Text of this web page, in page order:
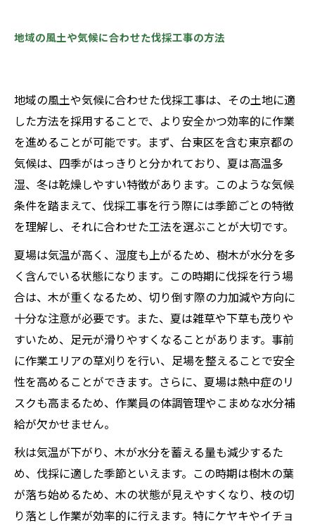
地域の風土や気候に合わせた伐採工事の方法
地域の風土や気候に合わせた伐採工事は、その土地に適
した方法を採用することで、より安全かつ効率的に作業
を進めることが可能です。まず、台東区を含む東京都の
気候は、四季がはっきりと分かれており、夏は高温多
湿、冬は乾燥しやすい特徴があります。このような気候
条件を踏まえて、伐採工事を行う際には季節ごとの特徴
を理解し、それに合わせた工法を選ぶことが大切です。
夏場は気温が高く、湿度も上がるため、樹木が水分を多
く含んでいる状態になります。この時期に伐採を行う場
合は、木が重くなるため、切り倒す際の力加減や方向に
十分な注意が必要です。また、夏は雑草や下草も茂りや
すいため、足元が滑りやすくなることがあります。事前
に作業エリアの草刈りを行い、足場を整えることで安全
性を高めることができます。さらに、夏場は熱中症のリ
スクも高まるため、作業員の体調管理やこまめな水分補
給が欠かせません。
秋は気温が下がり、木が水分を蓄える量も減少するた
め、伐採に適した季節といえます。この時期は樹木の葉
が落ち始めるため、木の状態が見えやすくなり、枝の切
り落とし作業が効率的に行えます。特にケヤキやイチョ